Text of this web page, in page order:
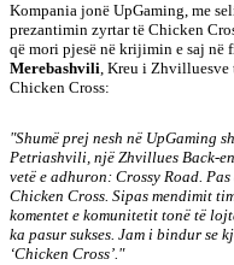
Kompania jonë UpGaming, me
prezantimin zyrtar të Chicken
që mori pjesë në krijimin e saj
Merebashvili, Kreu i Zhvilluesve
Chicken Cross:
"Shumë prej nesh në UpGaming
Petriashvili, një Zhvillues Back-
vetë e adhuron: Crossy Road.
Chicken Cross. Sipas mendimit
komentet e komunitetit tonë të
ka pasur sukses. Jam i bindur se
‘Chicken Cross’."